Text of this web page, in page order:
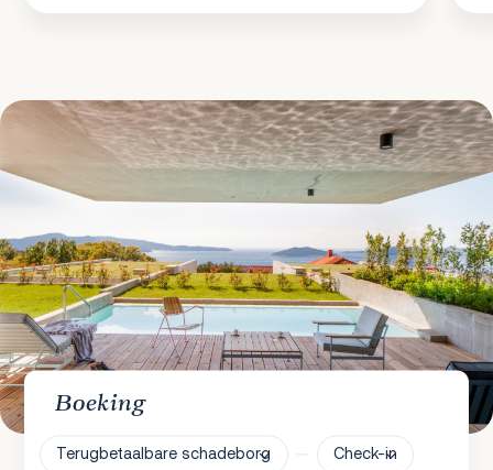
Boeking
Terugbetaalbare schadeborg Check-in